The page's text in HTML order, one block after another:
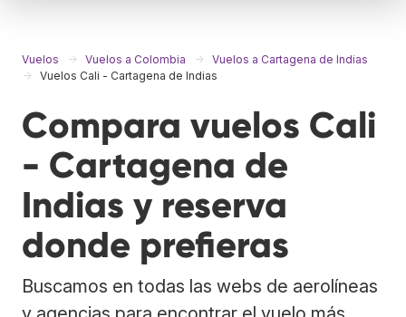
Vuelos Vuelos a Colombia
Vuelos a Cartagena de Indias
Vuelos Cali - Cartagena de Indias
Compara vuelos Cali
- Cartagena de
Indias y reserva
donde prefieras
Buscamos en todas las webs de aerolíneas